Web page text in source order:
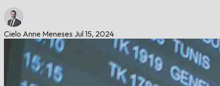
Cielo Anne Meneses Jul 15, 2024